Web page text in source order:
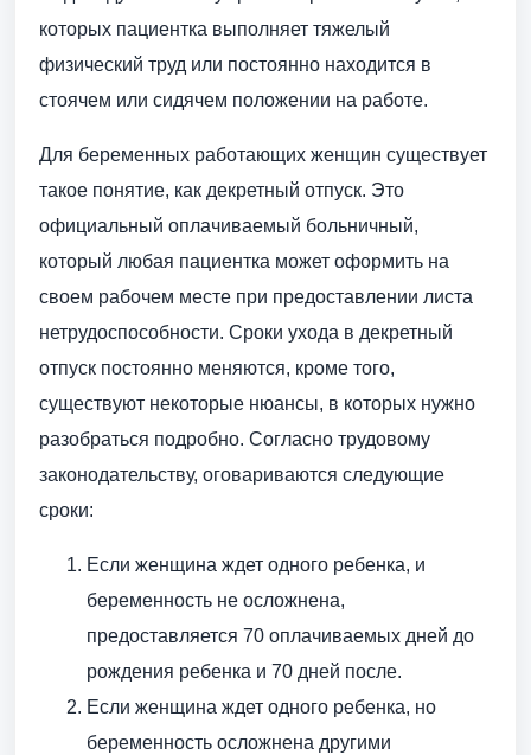
которых пациентка выполняет тяжелый
физический труд или постоянно находится в
стоячем или сидячем положении на работе.
Для беременных работающих женщин существует
такое понятие, как декретный отпуск. Это
официальный оплачиваемый больничный,
который любая пациентка может оформить на
своем рабочем месте при предоставлении листа
нетрудоспособности. Сроки ухода в декретный
отпуск постоянно меняются, кроме того,
существуют некоторые нюансы, в которых нужно
разобраться подробно. Согласно трудовому
законодательству, оговариваются следующие
сроки:
Если женщина ждет одного ребенка, и
беременность не осложнена,
предоставляется 70 оплачиваемых дней до
рождения ребенка и 70 дней после.
Если женщина ждет одного ребенка, но
беременность осложнена другими